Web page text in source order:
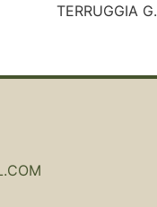
TERRUGGIA G.